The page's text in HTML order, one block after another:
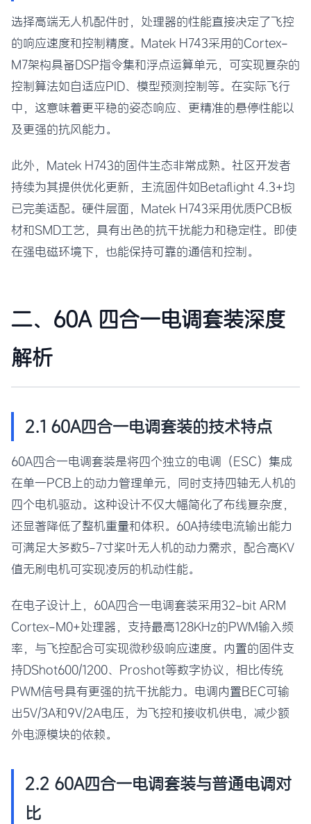
选择高端无人机配件时，处理器的性能直接决定了飞控
的响应速度和控制精度。Matek H743采用的Cortex-
M7架构具备DSP指令集和浮点运算单元，可实现复杂的
控制算法如自适应PID、模型预测控制等。在实际飞行
中，这意味着更平稳的姿态响应、更精准的悬停性能以
及更强的抗风能力。
此外，Matek H743的固件生态非常成熟。社区开发者
持续为其提供优化更新，主流固件如Betaflight 4.3+均
已完美适配。硬件层面，Matek H743采用优质PCB板
材和SMD工艺，具有出色的抗干扰能力和稳定性。即使
在强电磁环境下，也能保持可靠的通信和控制。
二、60A 四合一电调套装深度
解析
2.1 60A四合一电调套装的技术特点
60A四合一电调套装是将四个独立的电调（ESC）集成
在单一PCB上的动力管理单元，同时支持四轴无人机的
四个电机驱动。这种设计不仅大幅简化了布线复杂度，
还显著降低了整机重量和体积。60A持续电流输出能力
可满足大多数5-7寸桨叶无人机的动力需求，配合高KV
值无刷电机可实现凌厉的机动性能。
在电子设计上，60A四合一电调套装采用32-bit ARM
Cortex-M0+处理器，支持最高128KHz的PWM输入频
率，与飞控配合可实现微秒级响应速度。内置的固件支
持DShot600/1200、Proshot等数字协议，相比传统
PWM信号具有更强的抗干扰能力。电调内置BEC可输
出5V/3A和9V/2A电压，为飞控和接收机供电，减少额
外电源模块的依赖。
2.2 60A四合一电调套装与普通电调对
比